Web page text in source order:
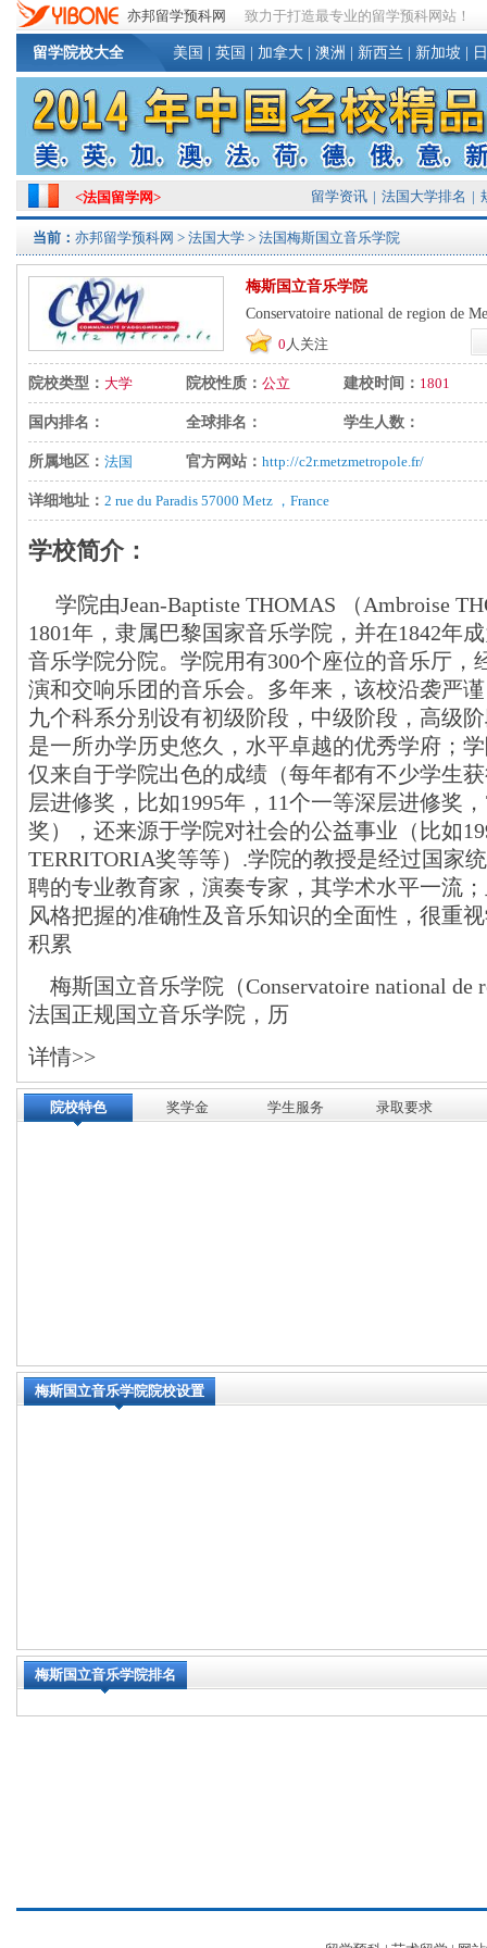
亦邦留学预科网 致力于打造最专业的留学预科网站！
留学院校大全 美国 英国 加拿大 澳洲 新西兰 新加坡
<法国留学网> 留学资讯 | 法国大学排名 |
当前： 亦邦留学预科网 > 法国大学 > 法国梅斯国立音乐学院
梅斯国立音乐学院
Conservatoire national de region de
0 人关注
院校类型： 大学 院校性质： 公立 建校时间： 1801
国内排名： 全球排名： 学生人数：
所属地区： 法国 官方网站： http://c2r.metzmetropole.fr/
详细地址： 2 rue du Paradis 57000 Metz ，France
学校简介：
学院由Jean-Baptiste THOMAS （Ambroise
1801年，隶属巴黎国家音乐学院，并在1842年
音乐学院分院。学院用有300个座位的音乐厅，
演和交响乐团的音乐会。多年来，该校沿袭严
九个科系分别设有初级阶段，中级阶段，高级
是一所办学历史悠久，水平卓越的优秀学府；
仅来自于学院出色的成绩（每年都有不少学生
层进修奖，比如1995年，11个一等深层进修奖
奖），还来源于学院对社会的公益事业（比如
TERRITORIA奖等等）.学院的教授是经过国家
聘的专业教育家，演奏专家，其学术水平一流
风格把握的准确性及音乐知识的全面性，很重
积累
梅斯国立音乐学院（Conservatoire national de
法国正规国立音乐学院，历
详情>>
院校特色 奖学金 学生服务 录取要求
梅斯国立音乐学院院校设置
梅斯国立音乐学院排名